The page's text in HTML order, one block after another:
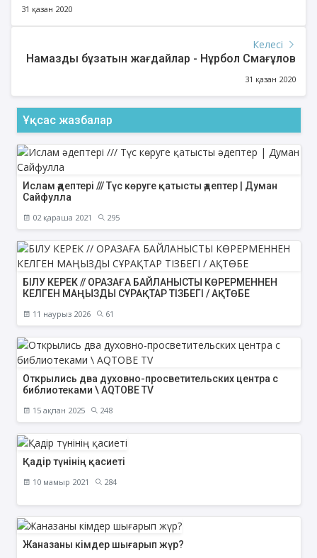
31 қазан 2020
Келесі
Намазды бұзатын жағдайлар - Нұрбол Смағұлов
31 қазан 2020
Ұқсас жазбалар
Ислам әдептері /// Түс көруге қатысты әдептер | Думан
Сайфулла
02 қараша 2021 295
БІЛУ КЕРЕК // ОРАЗАҒА БАЙЛАНЫСТЫ КӨРЕРМЕННЕН
КЕЛГЕН МАҢЫЗДЫ СҰРАҚТАР ТІЗБЕГІ / АҚТӨБЕ
11 наурыз 2026 61
Открылись два духовно-просветительских центра с
библиотеками \ AQTOBE TV
15 ақпан 2025 248
Қадір түнінің қасиеті
10 мамыр 2021 284
Жаназаны кімдер шығарып жүр?